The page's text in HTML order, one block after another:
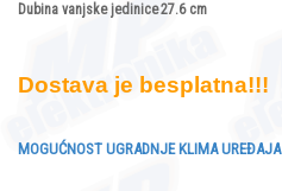
Dubina vanjske jedinice27.6 cm
Dostava je besplatna!!!
MOGUĆNOST UGRADNJE KLIMA UREĐAJA